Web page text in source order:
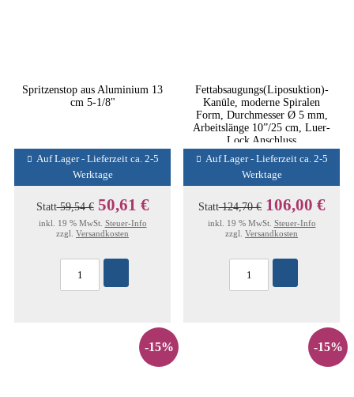
Spritzenstop aus Aluminium 13
cm 5-1/8"
Auf Lager - Lieferzeit ca. 2-5
Werktage
Statt59,54 € 50,61 €
inkl. 19 % MwSt. Steuer-Info
zzgl. Versandkosten
Fettabsaugungs(Liposuktion)-
Kanüle, moderne Spiralen
Form, Durchmesser Ø 5 mm,
Arbeitslänge 10”/25 cm, Luer-
Lock Anschluss
Auf Lager - Lieferzeit ca. 2-5
Werktage
Statt124,70 € 106,00 €
inkl. 19 % MwSt. Steuer-Info
zzgl. Versandkosten
-15% -15%